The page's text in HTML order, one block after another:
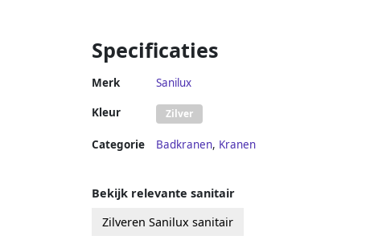
Specificaties
Merk Sanilux
Kleur Zilver
Categorie Badkranen, Kranen
Bekijk relevante sanitair
Zilveren Sanilux sanitair